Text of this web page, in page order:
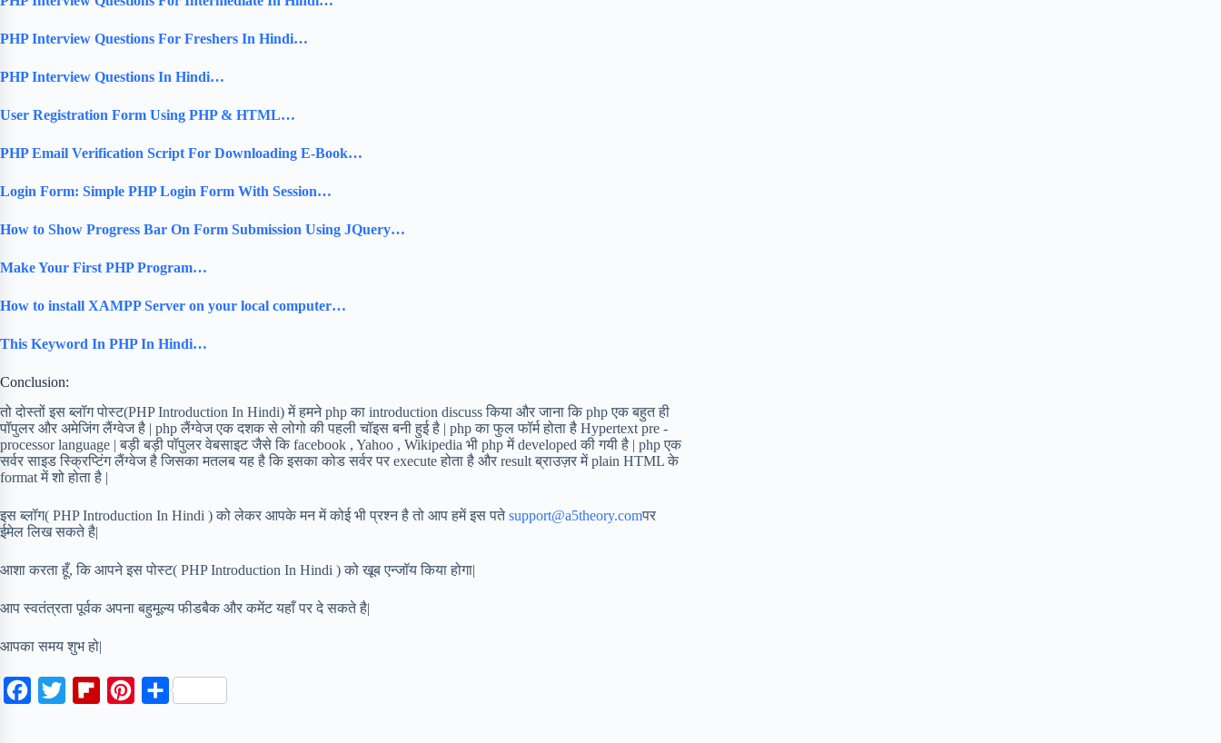
PHP Interview Questions For Freshers In Hindi…
PHP Interview Questions In Hindi…
User Registration Form Using PHP & HTML…
PHP Email Verification Script For Downloading E-Book…
Login Form: Simple PHP Login Form With Session…
How to Show Progress Bar On Form Submission Using JQuery…
Make Your First PHP Program…
How to install XAMPP Server on your local computer…
This Keyword In PHP In Hindi…
Conclusion:
तो दोस्तों इस ब्लॉग पोस्ट(PHP Introduction In Hindi) में हमने php का introduction discuss किया और जाना कि php एक बहुत ही
पॉपुलर और अमेजिंग लैंग्वेज है | php लैंग्वेज एक दशक से लोगो की पहली चॉइस बनी हुई है | php का फुल फॉर्म होता है Hypertext pre -
processor language | बड़ी बड़ी पॉपुलर वेबसाइट जैसे कि facebook , Yahoo , Wikipedia भी php में developed की गयी है | php एक
सर्वर साइड स्क्रिप्टिंग लैंग्वेज है जिसका मतलब यह है कि इसका कोड सर्वर पर execute होता है और result ब्राउज़र में plain HTML के
format में शो होता है |
इस ब्लॉग( PHP Introduction In Hindi ) को लेकर आपके मन में कोई भी प्रश्न है तो आप हमें इस पतेsupport@a5theory.comपर
ईमेल लिख सकते है|
आशा करता हूँ, कि आपने इस पोस्ट( PHP Introduction In Hindi ) को खूब एन्जॉय किया होगा|
आप स्वतंत्रता पूर्वक अपना बहुमूल्य फीडबैक और कमेंट यहाँ पर दे सकते है|
आपका समय शुभ हो|
S